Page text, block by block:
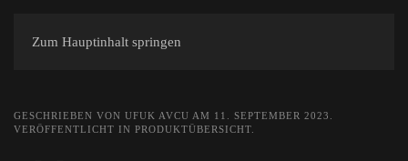
Zum Hauptinhalt springen
GESCHRIEBEN VON UFUK AVCU AM 11. SEPTEMBER 2023
VERÖFFENTLICHT IN PRODUKTÜBERSICHT